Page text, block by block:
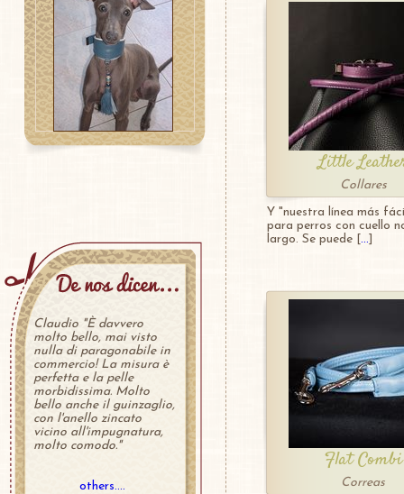
Claudio "È davvero
molto bello, mai visto
nulla di paragonabile in
commercio! La misura è
perfetta e la pelle
morbidissima. Molto
bello anche il guinzaglio,
con l'anello zincato
vicino all'impugnatura,
molto comodo."
others....
Little
Collares
Y "nuestra línea más
para perros con cuello
largo. Se puede [ ...
Flat Combi
Correas